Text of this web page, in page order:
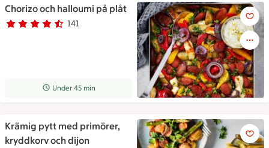
Chorizo och halloumi på plåt
Betyg 4.5 av 5. 141
141 personer har röstat
Receptet tar Under 45 min att tillaga
Under 45 min
Chorizo och halloumi på plåt
Krämig pytt med primörer,
kryddkorv och dijon
Krämig pytt med primörer,